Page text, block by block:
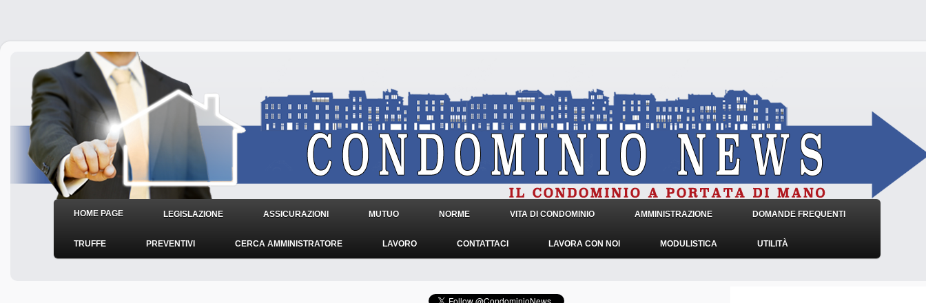
HOME PAGE LEGISLAZIONE ASSICURAZIONI MUTUO NORME VITA DI CONDOMINIO AMMINISTRAZIONE DOMANDE FREQUENTI
TRUFFE PREVENTIVI CERCA AMMINISTRATORE LAVORO CONTATTACI LAVORA CON NOI MODULISTICA UTILITÀ